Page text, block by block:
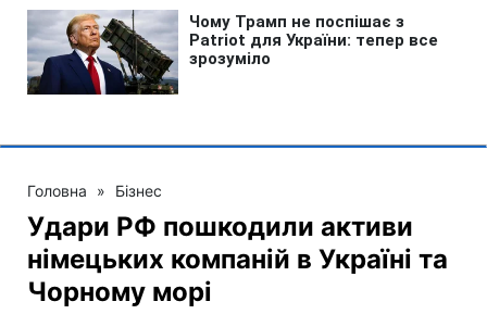
Головна » Бізнес
Удари РФ пошкодили активи
німецьких компаній в Україні та
Чорному морі